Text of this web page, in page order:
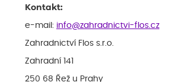
Kontakt:
e-mail: info@zahradnictvi-flos.cz
Zahradnictví Flos s.r.o.
Zahradní 141
250 68 Řež u Prahy